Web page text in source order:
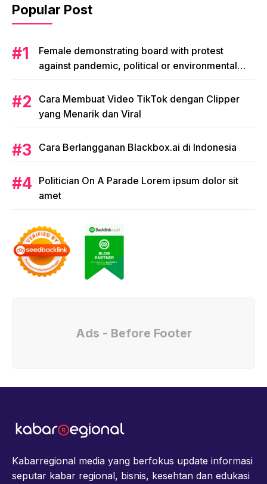
Popular Post
Female demonstrating board with protest
against pandemic, political or environmental
Cara Membuat Video TikTok dengan Clipper
yang Menarik dan Viral
Cara Berlangganan Blackbox.ai di Indonesia
Politician On A Parade Lorem ipsum dolor sit
amet
Ads - Before Footer
Kabarregional media yang berfokus update informasi
seputar kabar regional, bisnis, kesehtan dan edukasi